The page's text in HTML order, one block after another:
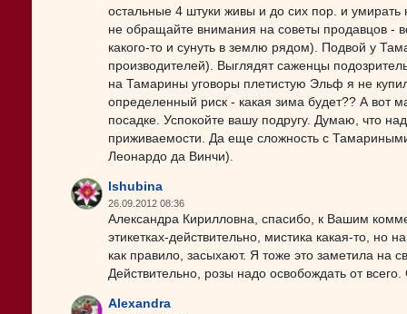
остальные 4 штуки живы и до сих пор. и
не обращайте внимания на советы продавцов -
какого-то и сунуть в землю рядом). Подвой у
производителей). Выглядят саженцы
на Тамарины уговоры плетистую Эльф я не
определенный риск - какая зима будет?? А вот
посадке. Успокойте вашу подругу. Думаю, что
приживаемости. Да еще сложность с
Леонардо да Винчи).
lshubina
26.09.2012 08:36
Александра Кирилловна, спасибо, к Вашим
этикетках-действительно, мистика какая-то, но
как правило, засыхают. Я тоже это заметила на
Действительно, розы надо освобождать от
Alexandra